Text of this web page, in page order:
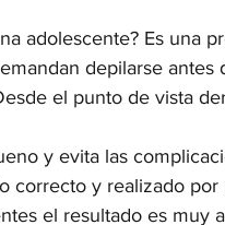
adolescente? Es una
depilarse antes
el punto de vista
y evita las
correcto y realizado por
el resultado es muy